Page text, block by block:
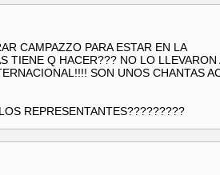
CAMPAZZO PARA ESTAR EN LA
TIENE Q HACER??? NO LO LLEVARON
SON UNOS CHANTAS
REPRESENTANTES?????????